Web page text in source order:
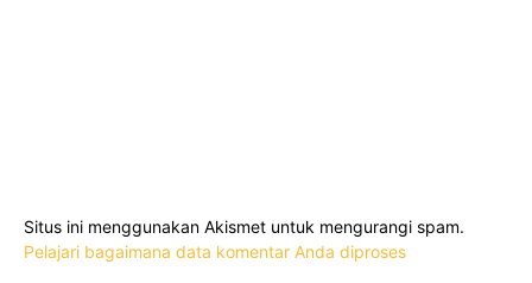
Situs ini menggunakan Akismet untuk mengurangi spam.
Pelajari bagaimana data komentar Anda diproses